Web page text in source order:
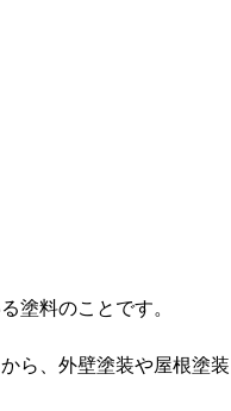
塗料のことです。
ら、外壁塗装や屋根塗装